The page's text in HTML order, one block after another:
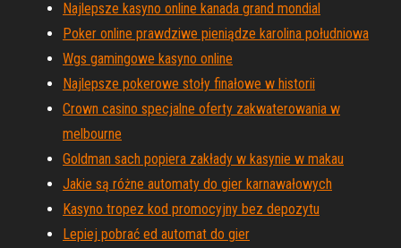
Najlepsze kasyno online kanada grand mondial
Poker online prawdziwe pieniądze karolina południowa
Wgs ​​gamingowe kasyno online
Najlepsze pokerowe stoły finałowe w historii
Crown casino specjalne oferty zakwaterowania w
melbourne
Goldman sach popiera zakłady w kasynie w makau
Jakie są różne automaty do gier karnawałowych
Kasyno tropez kod promocyjny bez depozytu
Lepiej pobrać ed automat do gier